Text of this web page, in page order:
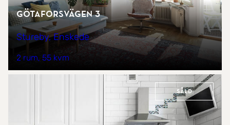
Götaforsvägen 3
Stureby, Enskede
2 rum 55 kvm
Såld